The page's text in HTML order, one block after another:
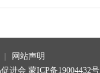
|
网站声明
进会 蒙ICP备19004432号